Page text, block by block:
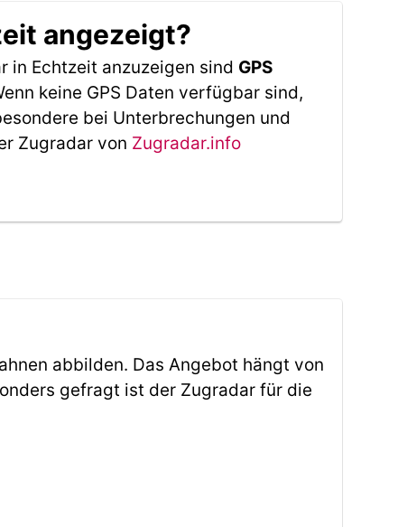
angezeigt?
in Echtzeit anzuzeigen sind GPS
keine GPS Daten verfügbar sind,
bei Unterbrechungen und
Zugradar von Zugradar.info
abbilden. Das Angebot hängt von
gefragt ist der Zugradar für die